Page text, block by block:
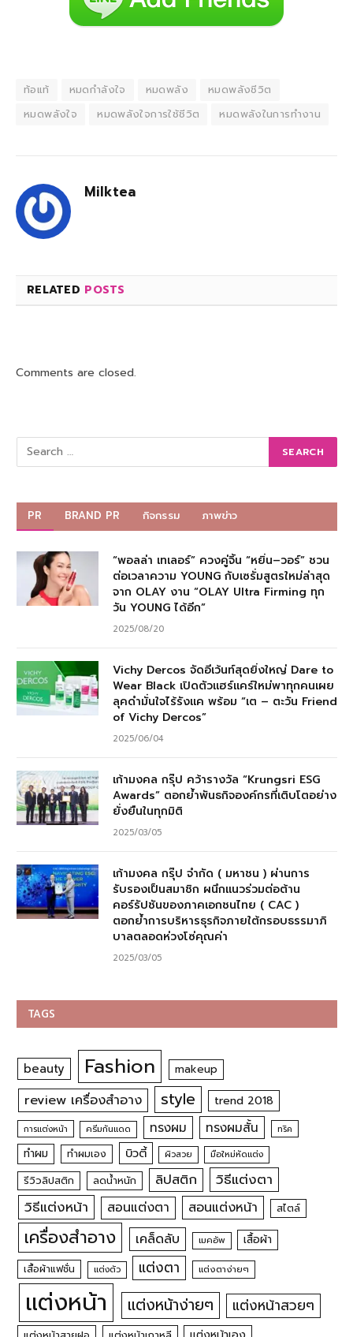
ท้อแท้ หมดกำลังใจ หมดพลัง
หมดพลังชีวิต
หมดพลังใจ
หมดพลังใจการใช้ชีวิต หมดพลังในการทำงาน
Milktea
RELATED POSTS
Comments are closed.
PR BRAND PR กิจกรรม ภาพข่าว
“พอลล่า เทเลอร์” ควงคู่จิ้น “หยิ่น–วอร์” ชวน
ต่อเวลาความ YOUNG กับเซรั่มสูตรใหม่ล่าสุด
จาก OLAY งาน “OLAY Ultra Firming ทุก
วัน YOUNG ได้อีก”
2025/08/20
Vichy Dercos จัดอีเว้นท์สุดยิ่งใหญ่ Dare to
Wear Black เปิดตัวแฮร์แคร์ใหม่พาทุกคนเผย
ลุคดำมั่นใจไร้รังแค พร้อม “เต – ตะวัน Friend
of Vichy Dercos”
2025/06/04
เก้ามงคล กรุ๊ป คว้ารางวัล “Krungsri ESG
Awards” ตอกย้ำพันธกิจองค์กรที่เติบโตอย่าง
ยั่งยืนในทุกมิติ
2025/03/05
เก้ามงคล กรุ๊ป จำกัด ( มหาชน ) ผ่านการ
รับรองเป็นสมาชิก ผนึกแนวร่วมต่อต้าน
คอร์รัปชันของภาคเอกชนไทย ( CAC )
ตอกย้ำการบริหารธุรกิจภายใต้กรอบธรรมาภิ
บาลตลอดห่วงโซ่คุณค่า
2025/03/05
TAGS
beauty Fashion makeup
review เครื่องสำอาง style trend 2018
การแต่งหน้า ครีมกันแดด ทรงผม ทรงผมสั้น ทริค
ทำผม ทำผมเอง บิวตี้ ผิวสวย มือใหม่หัดแต่ง
รีวิวลิปสติก ลดน้ำหนัก ลิปสติก
วิธีแต่งตา
วิธีแต่งหน้า
สอนแต่งตา สอนแต่งหน้า สไตล์
เครื่องสำอาง เคล็ดลับ เมคอัพ เสื้อผ้า
เสื้อผ้าแฟชั่น แต่งตัว แต่งตา แต่งตาง่ายๆ
แต่งหน้า แต่งหน้าง่ายๆ แต่งหน้าสวยๆ